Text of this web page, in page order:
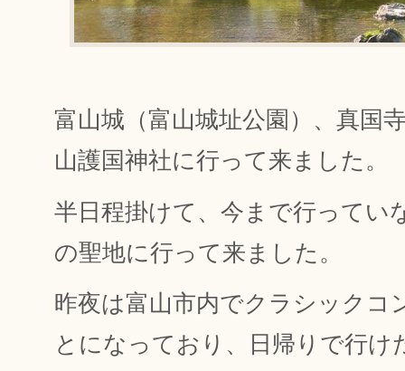
富山城（富山城址公園）、真国
山護国神社に行って来ました。
半日程掛けて、今まで行ってい
の聖地に行って来ました。
昨夜は富山市内でクラシックコ
とになっており、日帰りで行け